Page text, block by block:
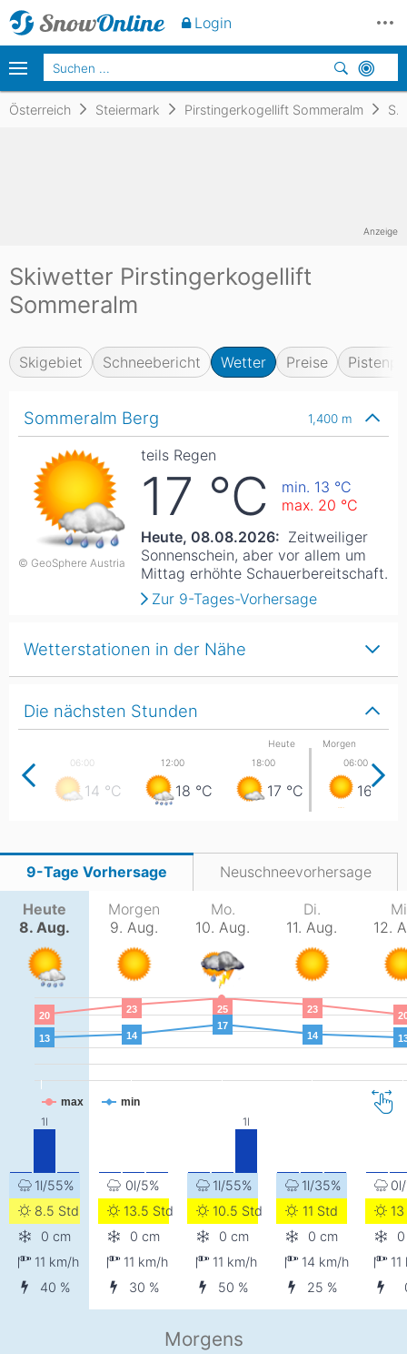
Österreich Steiermark Pirstingerkogellift Sommeralm Skiwetter
Skiwetter Pirstingerkogellift
Sommeralm
Skigebiet Schneebericht Wetter Preise
Sommeralm Berg 1,400 m
© GeoSphere Austria
teils Regen
17 °C min. 13 °C
max. 20 °C
Heute, 08.08.2026: Zeitweiliger
Sonnenschein, aber vor allem um
Mittag erhöhte Schauerbereitschaft.
Zur 9-Tages-Vorhersage
Die nächsten Stunden
14 °C 18 °C 17 °C
Heute Morgen
16
9-Tage Vorhersage Neuschneevorhersage
Heute
8. Aug.
1l/55%
8.5 Std
0 cm
11 km/h
40 %
Morgen
9. Aug.
0l/5%
13.5 Std
0 cm
11 km/h
30 %
Mo.
10. Aug.
1l/55%
10.5 Std
0 cm
11 km/h
50 %
Di.
11. Aug.
1l/35%
11 Std
0 cm
14 km/h
25 %
12.
11
20
23 25 23
13 14
17
14
max min
Morgens
Wetterstationen in der Nähe
Anzeige
Login